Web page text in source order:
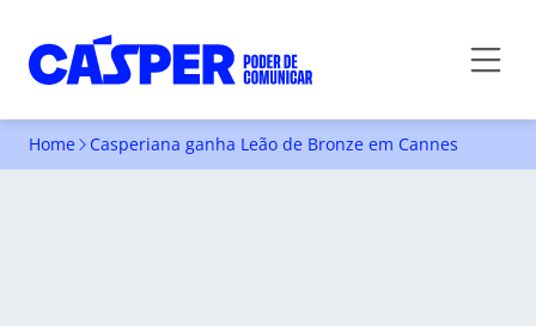
Home Casperiana ganha Leão de Bronze em Cannes